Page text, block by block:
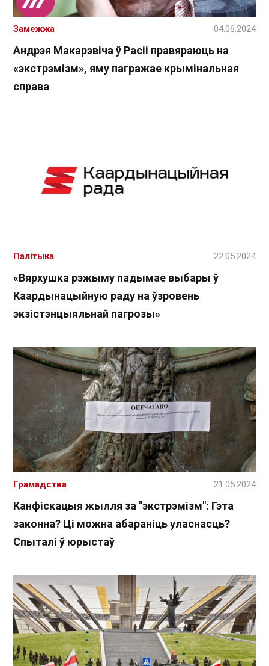
Андрэя Макарэвіча ў Расіі правяраюць на
«экстрэмізм», яму пагражае крымінальная
справа
Замежжа 04.06.2024
«Вярхушка рэжыму падымае выбары ў
Каардынацыйную раду на ўзровень
экзістэнцыяльнай пагрозы»
Палітыка 22.05.2024
Канфіскацыя жылля за "экстрэмізм": Гэта
законна? Ці можна абараніць уласнасць?
Спыталі ў юрыстаў
Грамадства 21.05.2024